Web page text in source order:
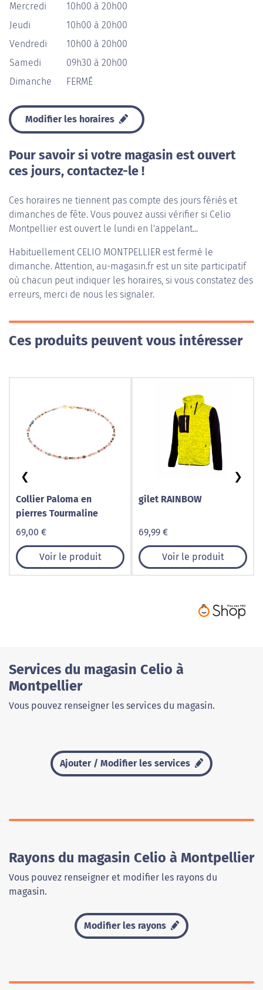
Mercredi
10h00 à 20h00
Jeudi
10h00 à 20h00
Vendredi
10h00 à 20h00
Samedi
09h30 à 20h00
Dimanche
FERMÉ
Modifier les horaires
Pour savoir si votre magasin est ouvert
ces jours, contactez-le !
Ces horaires ne tiennent pas compte des jours fériés et
dimanches de fête. Vous pouvez aussi vérifier si Celio
Montpellier est ouvert le lundi en l'appelant...
Habituellement CELIO MONTPELLIER est fermé le
dimanche. Attention, au-magasin.fr est un site participatif
où chacun peut indiquer les horaires, si vous constatez des
erreurs, merci de nous les signaler.
Ces produits peuvent vous intéresser
Collier Paloma en
pierres Tourmaline
69,00 €
Voir le produit
gilet RAINBOW
69,99 €
Voir le produit
❮ ❯
Services du magasin Celio à
Montpellier
Vous pouvez renseigner les services du magasin.
Ajouter / Modifier les services
Rayons du magasin Celio à Montpellier
Vous pouvez renseigner et modifier les rayons du
magasin.
Modifier les rayons